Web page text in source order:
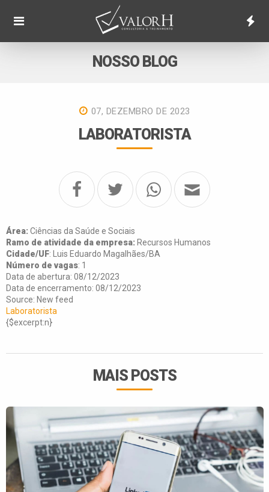
NOSSO BLOG
07, DEZEMBRO DE 2023
LABORATORISTA
Área: Ciências da Saúde e Sociais
Ramo de atividade da empresa: Recursos Humanos
Cidade/UF: Luis Eduardo Magalhães/BA
Número de vagas: 1
Data de abertura: 08/12/2023
Data de encerramento: 08/12/2023
Source: New feed
Laboratorista
{$excerpt:n}
MAIS POSTS